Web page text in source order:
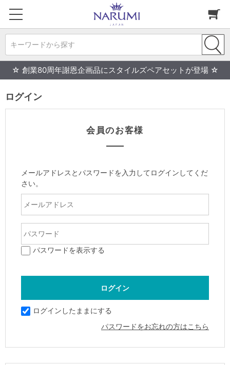
キーワードから探す
☆ 創業80周年謝恩企画品にスタイルズペアセットが登場 ☆
ログイン
会員のお客様
メールアドレスとパスワードを入力してログインしてくだ
さい。
パスワードを表示する
ログインしたままにする
パスワードをお忘れの方はこちら